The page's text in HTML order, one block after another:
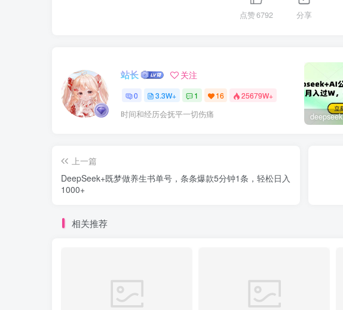
点赞6792 分享
站长 关注
0 3.3W+ 1 16 25679W+
时间和经历会抚平一切伤痛
上一篇
DeepSeek+既梦做养生书单号，条条爆款5分钟1条，轻松日入
1000+
相关推荐